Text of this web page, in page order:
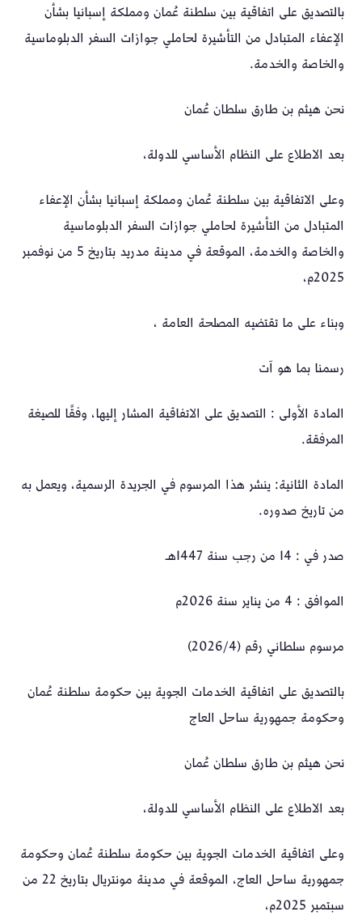
بالتصديق على اتفاقية بين سلطنة عُمان ومملكة إسبانيا بشأن
الإعفاء المتبادل من التأشيرة لحاملي جوازات السفر الدبلوماسية
والخاصة والخدمة.
نحن هيثم بن طارق سلطان عُمان
بعد الاطلاع على النظام الأساسي للدولة،
وعلى الاتفاقية بين سلطنة عُمان ومملكة إسبانيا بشأن الإعفاء
المتبادل من التأشيرة لحاملي جوازات السفر الدبلوماسية
والخاصة والخدمة، الموقعة في مدينة مدريد بتاريخ 5 من نوفمبر
2025م،
وبناء على ما تقتضيه المصلحة العامة ،
رسمنا بما هو آت
المادة الأولى : التصديق على الاتفاقية المشار إليها، وفقًا للصيغة
المرفقة.
المادة الثانية: ينشر هذا المرسوم في الجريدة الرسمية، ويعمل به
من تاريخ صدوره.
صدر في : 14 من رجب سنة 1447هـ
الموافق : 4 من يناير سنة 2026م
مرسوم سلطاني رقم (2026/4)
بالتصديق على اتفاقية الخدمات الجوية بين حكومة سلطنة عُمان
وحكومة جمهورية ساحل العاج
نحن هيثم بن طارق سلطان عُمان
بعد الاطلاع على النظام الأساسي للدولة،
وعلى اتفاقية الخدمات الجوية بين حكومة سلطنة عُمان وحكومة
جمهورية ساحل العاج، الموقعة في مدينة مونتريال بتاريخ 22 من
سبتمبر 2025م،